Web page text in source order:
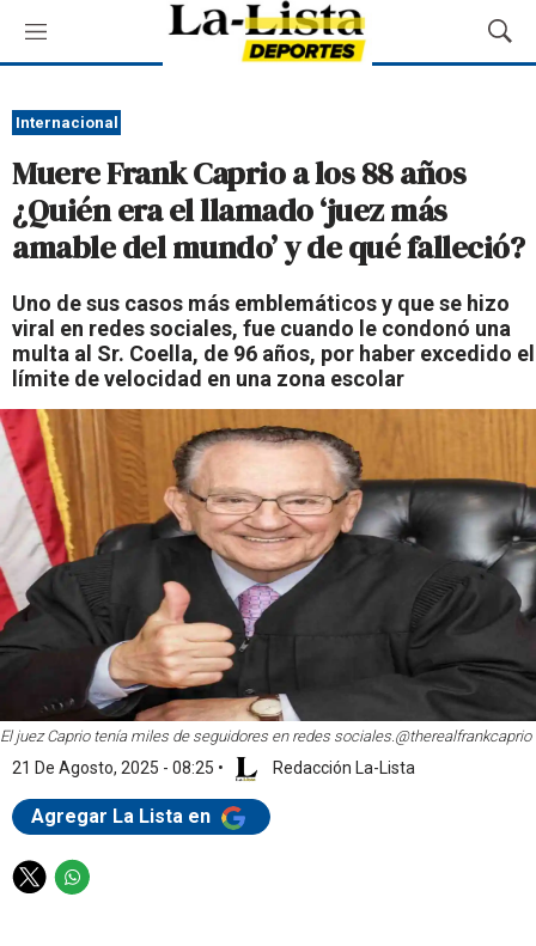
M
e
ú
M
o
ú
q
u
e
d
Internacional
Muere Frank Caprio a los 88 años
¿Quién era el llamado ‘juez más
amable del mundo’ y de qué falleció?
Uno de sus casos más emblemáticos y que se hizo
viral en redes sociales, fue cuando le condonó una
multa al Sr. Coella, de 96 años, por haber excedido el
límite de velocidad en una zona escolar
El juez Caprio tenía miles de seguidores en redes sociales.@therealfrankcaprio
21 De Agosto, 2025 - 08:25 • Redacción La-Lista
Agregar La Lista en
T
W